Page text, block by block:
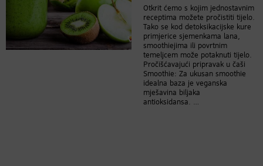
Otkrit ćemo s kojim jednostavnim
receptima možete pročistiti tijelo.
Tako se kod detoksikacijske kure
primjerice sjemenkama lana,
smoothiejima ili povrtnim
temeljcem može potaknuti tijelo.
Pročišćavajući pripravak u čaši
Smoothie: Za ukusan smoothie
idealna baza je veganska
mješavina biljaka
antioksidansa. …